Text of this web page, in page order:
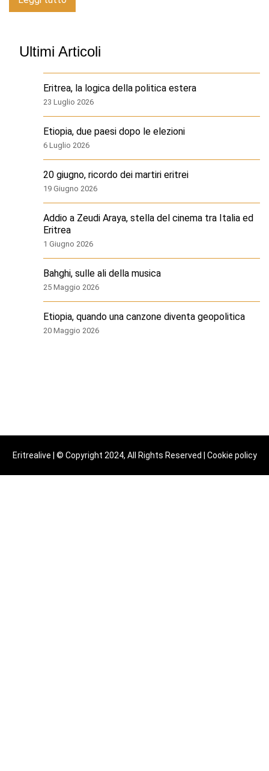
Ultimi Articoli
Eritrea, la logica della politica estera
23 Luglio 2026
Etiopia, due paesi dopo le elezioni
6 Luglio 2026
20 giugno, ricordo dei martiri eritrei
19 Giugno 2026
Addio a Zeudi Araya, stella del cinema tra Italia ed
Eritrea
1 Giugno 2026
Bahghi, sulle ali della musica
25 Maggio 2026
Etiopia, quando una canzone diventa geopolitica
20 Maggio 2026
Eritrealive | © Copyright 2024, All Rights Reserved | Cookie policy